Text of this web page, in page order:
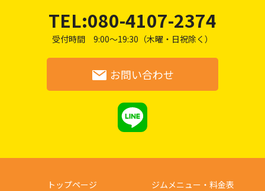
TEL:080-4107-2374
受付時間 9:00～19:30（木曜・日祝除く）
お問い合わせ
トップページ ジムメニュー・料金表